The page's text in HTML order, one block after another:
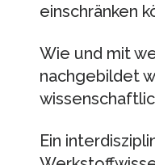
einschränken
Wie und mit
nachgebildet
Ein